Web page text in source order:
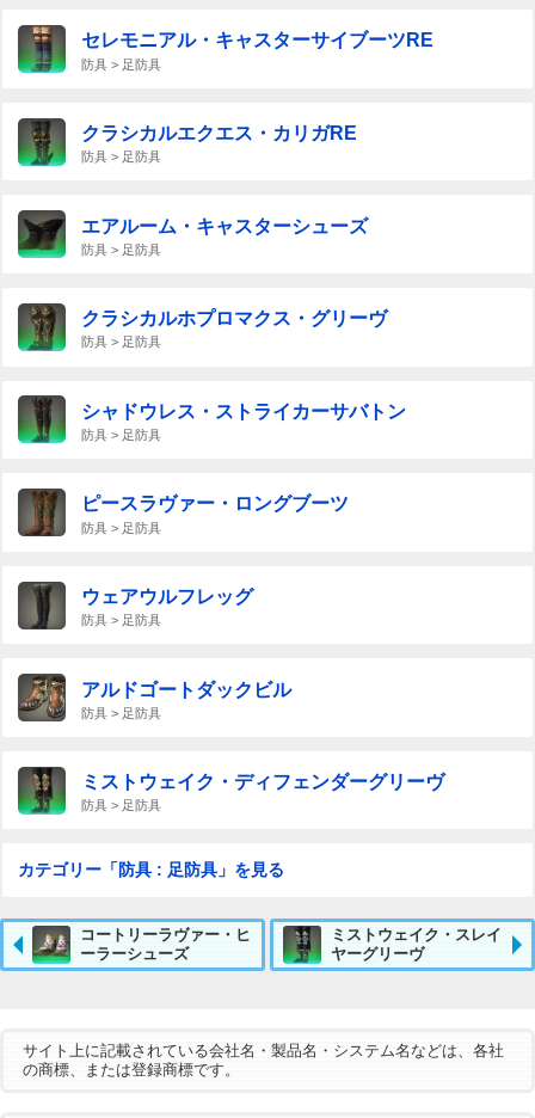
セレモニアル・キャスターサイブーツRE
防具 > 足防具
クラシカルエクエス・カリガRE
防具 > 足防具
エアルーム・キャスターシューズ
防具 > 足防具
クラシカルホプロマクス・グリーヴ
防具 > 足防具
シャドウレス・ストライカーサバトン
防具 > 足防具
ピースラヴァー・ロングブーツ
防具 > 足防具
ウェアウルフレッグ
防具 > 足防具
アルドゴートダックビル
防具 > 足防具
ミストウェイク・ディフェンダーグリーヴ
防具 > 足防具
カテゴリー「防具 : 足防具」を見る
コートリーラヴァー・ヒ
ーラーシューズ
ミストウェイク・スレイ
ヤーグリーヴ
サイト上に記載されている会社名・製品名・システム名などは、各社
の商標、または登録商標です。